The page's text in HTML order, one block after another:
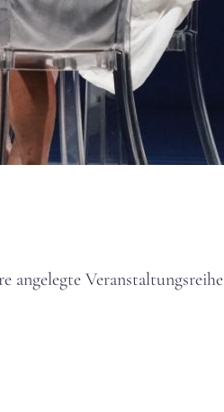
angelegte Veranstaltungsreihe